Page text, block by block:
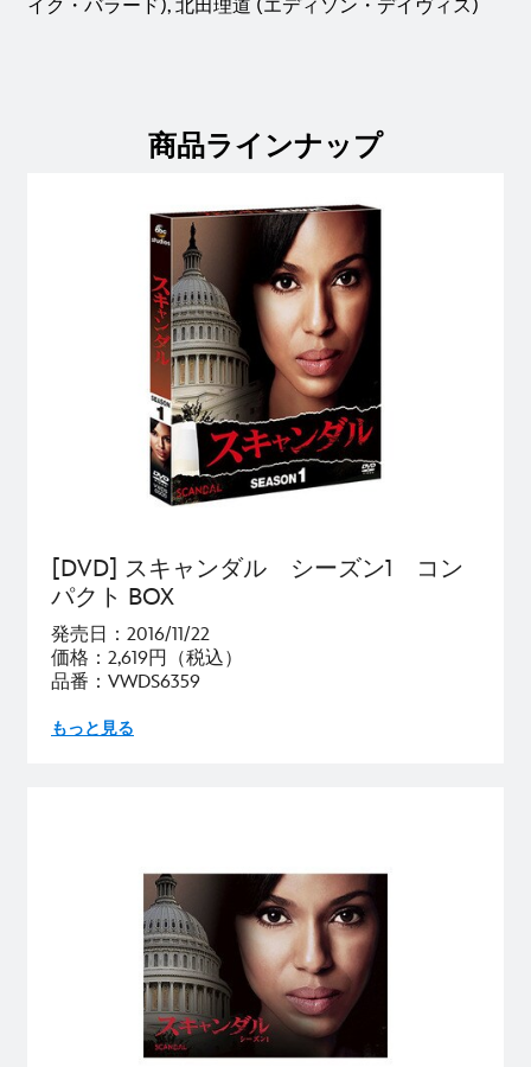
イク・バラード), 北田理道 (エディソン・デイヴィス)
商品ラインナップ
[DVD] スキャンダル シーズン1 コン
パクト BOX
発売日：2016/11/22
価格：2,619円（税込）
品番：VWDS6359
もっと見る